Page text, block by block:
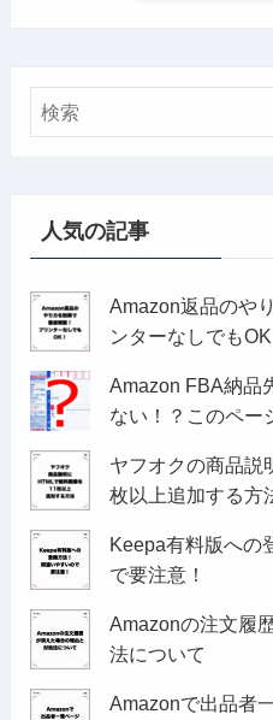
人気の記事
Amazon返品のや
ンターなしでもOK
Amazon FBA納品
ない！？このペー
ヤフオクの商品説
枚以上追加する方
Keepa有料版への
で要注意！
Amazonの注文履
法について
Amazonで出品者